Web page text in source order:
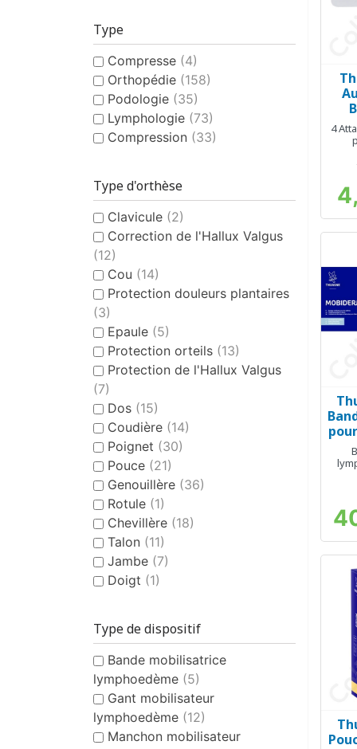
Type
Compresse (4)
Orthopédie (158)
Podologie (35)
Lymphologie (73)
Compression (33)
Type d'orthèse
Clavicule (2)
Correction de l'Hallux Valgus
(12)
Cou (14)
Protection douleurs plantaires
(3)
Epaule (5)
Protection orteils (13)
Protection de l'Hallux Valgus
(7)
Dos (15)
Coudière (14)
Poignet (30)
Pouce (21)
Genouillère (36)
Rotule (1)
Chevillère (18)
Talon (11)
Jambe (7)
Doigt (1)
Type de dispositif
Bande mobilisatrice
lymphoedème (5)
Gant mobilisateur
lymphoedème (12)
Manchon mobilisateur
4
x